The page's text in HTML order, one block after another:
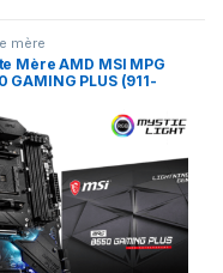
mère
Mère AMD MSI MPG
GAMING PLUS (911-